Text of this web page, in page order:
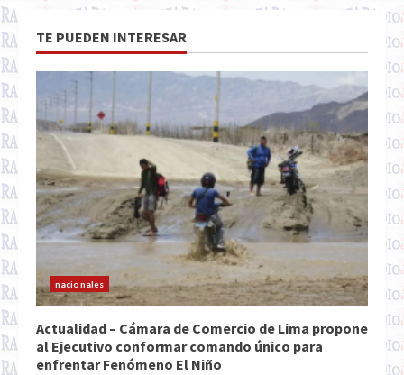
TE PUEDEN INTERESAR
nacionales
Actualidad – Cámara de Comercio de Lima propone
al Ejecutivo conformar comando único para
enfrentar Fenómeno El Niño